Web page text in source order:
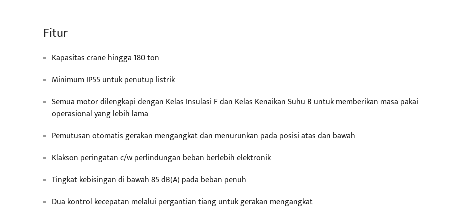
Fitur
Kapasitas crane hingga 180 ton
Minimum IP55 untuk penutup listrik
Semua motor dilengkapi dengan Kelas Insulasi F dan Kelas Kenaikan Suhu B untuk memberikan masa pakai
operasional yang lebih lama
Pemutusan otomatis gerakan mengangkat dan menurunkan pada posisi atas dan bawah
Klakson peringatan c/w perlindungan beban berlebih elektronik
Tingkat kebisingan di bawah 85 dB(A) pada beban penuh
Dua kontrol kecepatan melalui pergantian tiang untuk gerakan mengangkat